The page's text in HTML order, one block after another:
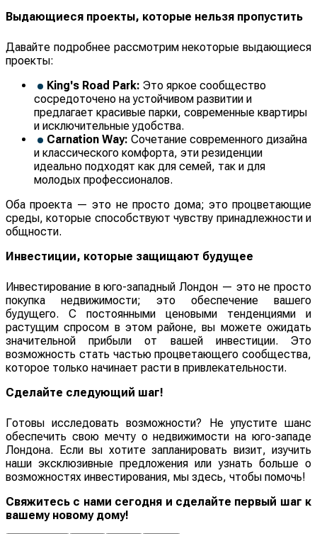
Выдающиеся проекты, которые нельзя пропустить
Давайте подробнее рассмотрим некоторые выдающиеся
проекты:
King's Road Park: Это яркое сообщество
сосредоточено на устойчивом развитии и
предлагает красивые парки, современные квартиры
и исключительные удобства.
Carnation Way: Сочетание современного дизайна
и классического комфорта, эти резиденции
идеально подходят как для семей, так и для
молодых профессионалов.
Оба проекта — это не просто дома; это процветающие
среды, которые способствуют чувству принадлежности и
общности.
Инвестиции, которые защищают будущее
Инвестирование в юго-западный Лондон — это не просто
покупка недвижимости; это обеспечение вашего
будущего. С постоянными ценовыми тенденциями и
растущим спросом в этом районе, вы можете ожидать
значительной прибыли от вашей инвестиции. Это
возможность стать частью процветающего сообщества,
которое только начинает расти в привлекательности.
Сделайте следующий шаг!
Готовы исследовать возможности? Не упустите шанс
обеспечить свою мечту о недвижимости на юго-западе
Лондона. Если вы хотите запланировать визит, изучить
наши эксклюзивные предложения или узнать больше о
возможностях инвестирования, мы здесь, чтобы помочь!
Свяжитесь с нами сегодня и сделайте первый шаг к
вашему новому дому!